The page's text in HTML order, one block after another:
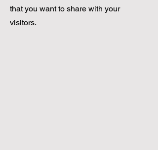
that you want to share with your
visitors.